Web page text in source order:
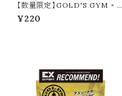
【数量限定】GOLD'S GYM × E
XFIGHT ステッカー（GOLD ×
BLACK）
¥220